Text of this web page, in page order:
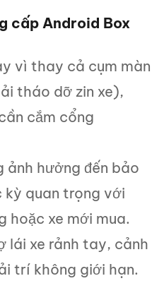
cấp Android Box
vì thay cả cụm màn
tháo dỡ zin xe),
cắm cổng
ảnh hưởng đến bảo
kỳ quan trọng với
hoặc xe mới mua.
lái xe rảnh tay, cảnh
trí không giới hạn.